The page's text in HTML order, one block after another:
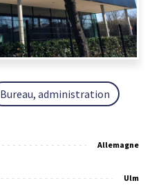
Bureau, administration
Allemagne
Ulm